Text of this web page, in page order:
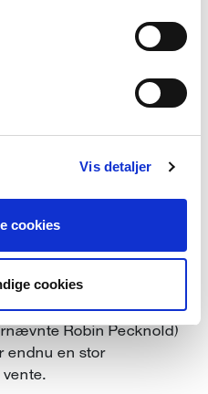
Vis detaljer
cookies
cookies
and intuitive melodies”,
Best Fit gav karakteren
folky Americana”. Og
Album”.
– og
Bird” (2024)
– er Madison
bærer titlen ”Ace”, og
oktober. De glimrende
og ”Wake” (med
Robin Pecknold)
endnu en stor